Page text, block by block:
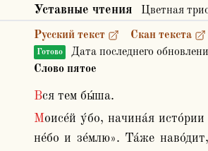
Уставные чтения Цветная
Русский текст Скан текста
Готово Дата последнего
Слово пятое
Вся тем бы́ша.
Моисе́й у́бо, начина́я исто́рии и списа́ния су́щаго в дре́внем, о чу́вственных нам бесе́дует и сия́ исчисля́ет мно́гими. «В нача́ле бо, рече́, сотвори́л есть Бог
не́бо и зе́млю». Та́же